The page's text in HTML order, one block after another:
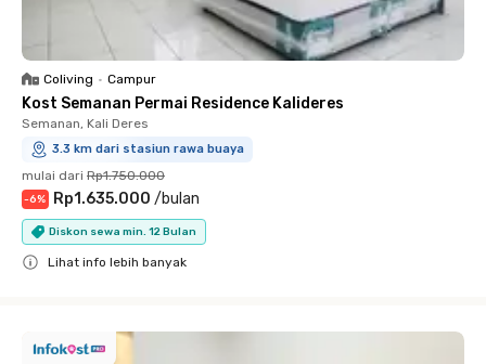
Coliving • Campur
Kost Semanan Permai Residence Kalideres
Semanan, Kali Deres
3.3 km dari stasiun rawa buaya
mulai dari Rp1.750.000
-6% Rp1.635.000 /bulan
Diskon sewa min. 12 Bulan
Lihat info lebih banyak